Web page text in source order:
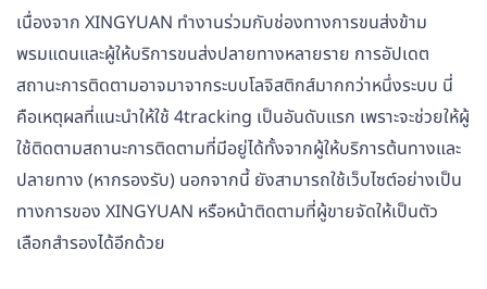
เนื่องจาก XINGYUAN ทำงานร่วมกับช่องทางการขนส่งข้าม
พรมแดนและผู้ให้บริการขนส่งปลายทางหลายราย การอัปเดต
สถานะการติดตามอาจมาจากระบบโลจิสติกส์มากกว่าหนึ่งระบบ นี่
คือเหตุผลที่แนะนำให้ใช้ 4tracking เป็นอันดับแรก เพราะจะช่วยให้ผู้
ใช้ติดตามสถานะการติดตามที่มีอยู่ได้ทั้งจากผู้ให้บริการต้นทางและ
ปลายทาง (หากรองรับ) นอกจากนี้ ยังสามารถใช้เว็บไซต์อย่างเป็น
ทางการของ XINGYUAN หรือหน้าติดตามที่ผู้ขายจัดให้เป็นตัว
เลือกสำรองได้อีกด้วย